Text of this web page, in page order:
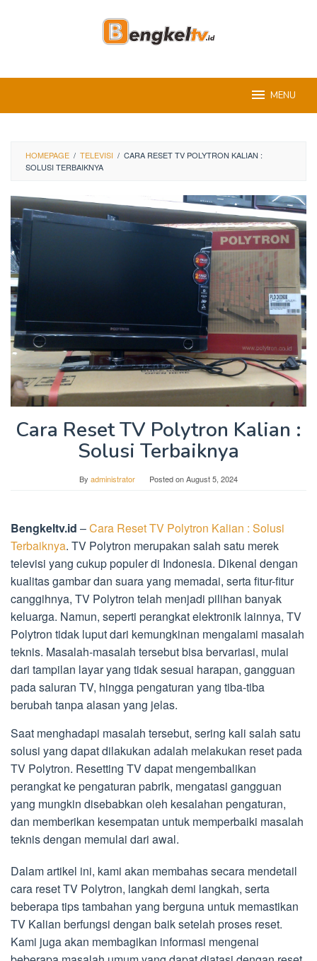
MENU
HOMEPAGE / TELEVISI / CARA RESET TV POLYTRON KALIAN :
SOLUSI TERBAIKNYA
Cara Reset TV Polytron Kalian :
Solusi Terbaiknya
By administrator Posted onAugust 5, 2024
Bengkeltv.id –Cara Reset TV Polytron Kalian : Solusi
Terbaiknya. TV Polytron merupakan salah satu merek
televisi yang cukup populer di Indonesia. Dikenal dengan
kualitas gambar dan suara yang memadai, serta fitur-fitur
canggihnya, TV Polytron telah menjadi pilihan banyak
keluarga. Namun, seperti perangkat elektronik lainnya, TV
Polytron tidak luput dari kemungkinan mengalami masalah
teknis. Masalah-masalah tersebut bisa bervariasi, mulai
dari tampilan layar yang tidak sesuai harapan, gangguan
pada saluran TV, hingga pengaturan yang tiba-tiba
berubah tanpa alasan yang jelas.
Saat menghadapi masalah tersebut, sering kali salah satu
solusi yang dapat dilakukan adalah melakukan reset pada
TV Polytron. Resetting TV dapat mengembalikan
perangkat ke pengaturan pabrik, mengatasi gangguan
yang mungkin disebabkan oleh kesalahan pengaturan,
dan memberikan kesempatan untuk memperbaiki masalah
teknis dengan memulai dari awal.
Dalam artikel ini, kami akan membahas secara mendetail
cara reset TV Polytron, langkah demi langkah, serta
beberapa tips tambahan yang berguna untuk memastikan
TV Kalian berfungsi dengan baik setelah proses reset.
Kami juga akan membagikan informasi mengenai